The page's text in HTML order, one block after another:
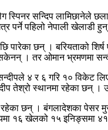
लेग स्पिनर सन्दिप
पर्ने पहिलो नेपाली
पारेका छन् ।
सकेनन् । तर ओमान भ्रमणमा
४ र ६ गरि १०
तेश्रो स्थानमा रहेका
छन् । बंगलादेशका
१६ खेलको १५ इनिङ्समा